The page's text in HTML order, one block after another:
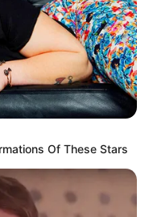
Of These Stars